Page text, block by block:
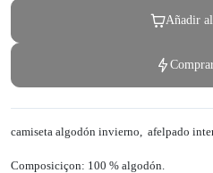
Añadir
camiseta algodón invierno, afelpado
Composiciçon: 100 % algodón.